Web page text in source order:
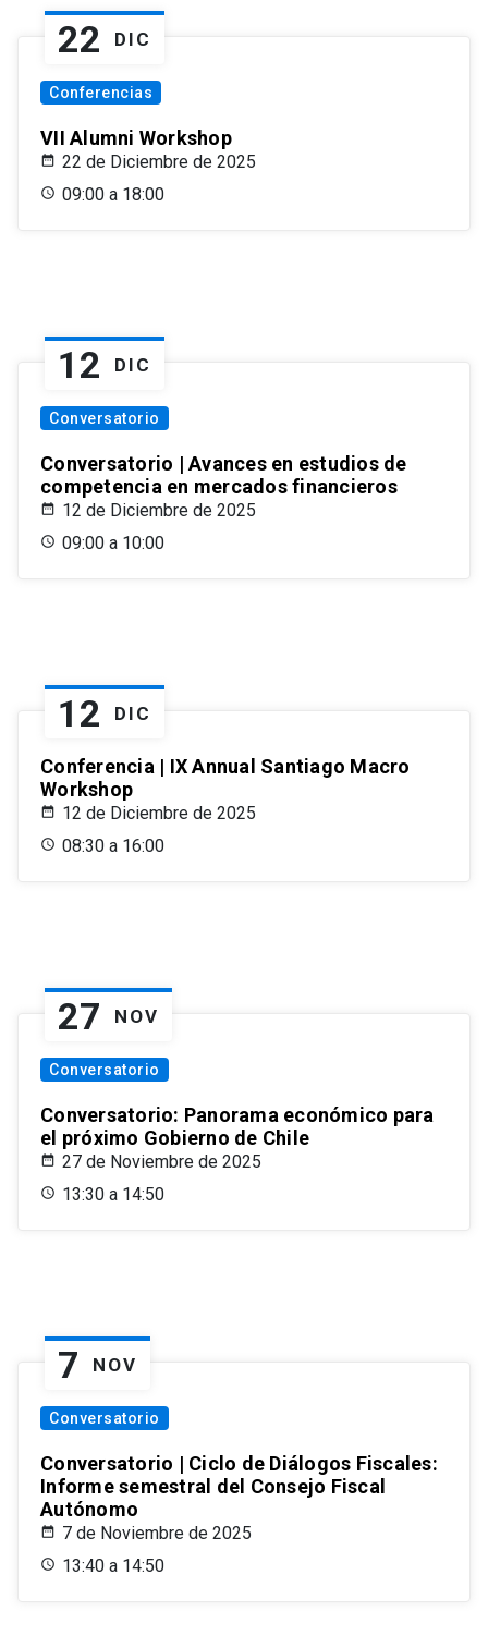
22 DIC
Conferencias
VII Alumni Workshop
22 de Diciembre de 2025
09:00 a 18:00
12 DIC
Conversatorio
Conversatorio | Avances en estudios de
competencia en mercados financieros
12 de Diciembre de 2025
09:00 a 10:00
12 DIC
Conferencia | IX Annual Santiago Macro
Workshop
12 de Diciembre de 2025
08:30 a 16:00
27 NOV
Conversatorio
Conversatorio: Panorama económico para
el próximo Gobierno de Chile
27 de Noviembre de 2025
13:30 a 14:50
7 NOV
Conversatorio
Conversatorio | Ciclo de Diálogos Fiscales:
Informe semestral del Consejo Fiscal
Autónomo
7 de Noviembre de 2025
13:40 a 14:50